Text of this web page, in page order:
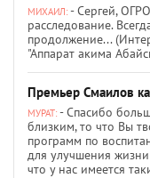
МИХАИЛ: - Сергей,
расследование.
продолжение...
"Аппарат акима
Премьер Смаилов
МУРАТ: - Спасибо
близким, то что Вы
программ по
для улучшения
что у нас имеется